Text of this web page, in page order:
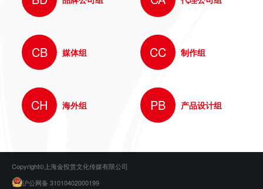
CB 媒体组 CC 制作组
CH 海外组 PB 产品设计组
Copyright©上海金投赏文化传媒有限公司
沪公网备 31010402000199